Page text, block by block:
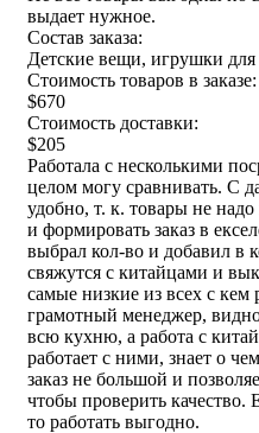
выдает нужное.
Состав заказа:
Детские вещи, игрушки для
Стоимость товаров в заказе:
$670
Стоимость доставки:
$205
Работала с несколькими
целом могу сравнивать. С
удобно, т. к. товары не
и формировать заказ в
выбрал кол-во и добавил в
свяжутся с китайцами и
самые низкие из всех с кем
грамотный менеджер,
всю кухню, а работа с
работает с ними, знает о
заказ не большой и
чтобы проверить
то работать выгодно.